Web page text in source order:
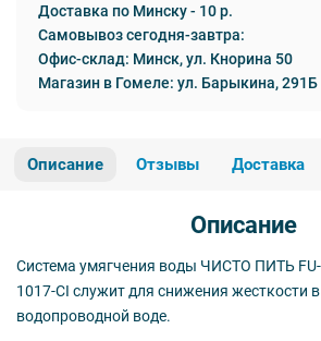
Доставка по Минску - 10 р.
Самовывоз сегодня-завтра:
Офис-склад: Минск, ул. Кнорина 50
Магазин в Гомеле: ул. Барыкина, 291Б
Описание Отзывы Доставка
Описание
Система умягчения воды ЧИСТО ПИТЬ FU-
1017-CI служит для снижения жесткости в
водопроводной воде.